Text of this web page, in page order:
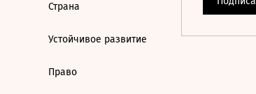
Страна
Устойчивое развитие
Право